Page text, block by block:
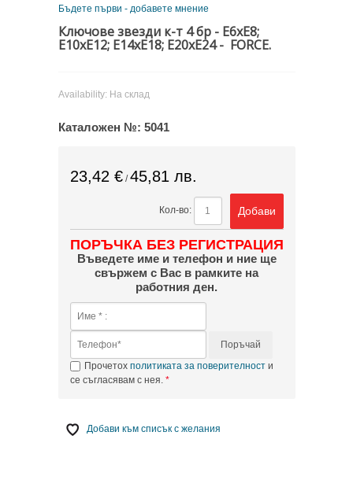
Бъдете първи - добавете мнение
Ключове звезди к-т 4 бр - E6xE8;
E10xE12; E14xE18; E20xE24 - FORCE.
Availability: На склад
Каталожен №: 5041
23,42 €/45,81 лв.
Кол-во: Добави
ПОРЪЧКА БЕЗ РЕГИСТРАЦИЯ
Въведете име и телефон и ние ще
свържем с Вас в рамките на
работния ден.
Поръчай
Прочетох политиката за поверителности
се съгласявам с нея.
Добави към списък с желания